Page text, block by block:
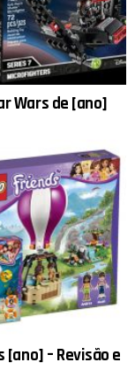
Wars de [ano]
[ano] – Revisão e